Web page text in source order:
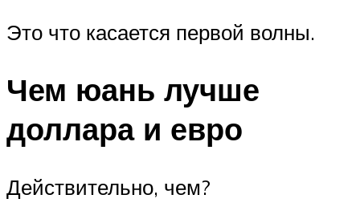
Это что касается первой волны.
Чем юань лучше
доллара и евро
Действительно, чем?